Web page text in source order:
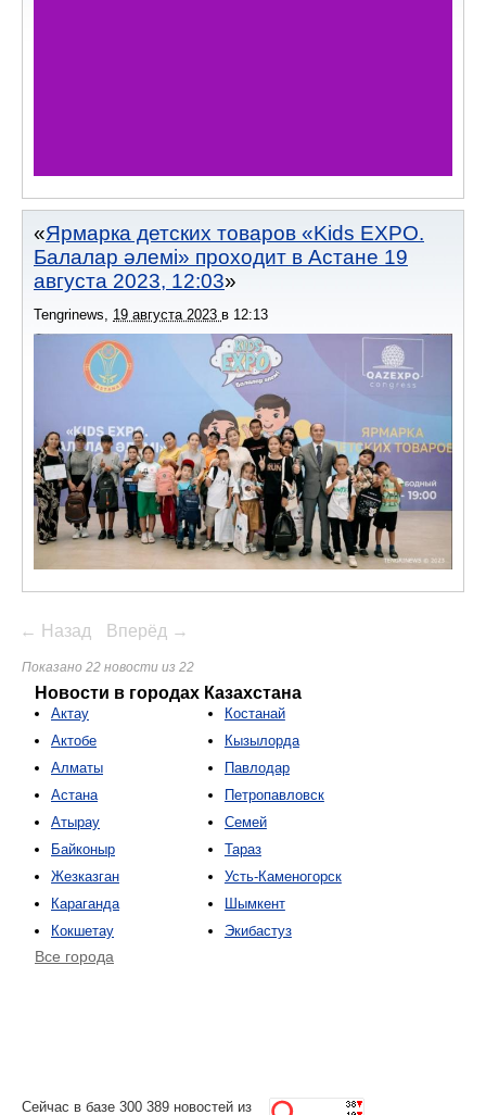
Ярмарка детских товаров «Kids EXPO.
Балалар әлемі» проходит в Астане 19
августа 2023, 12:03
Tengrinews, 19 августа 2023 в 12:13
← Назад Вперёд →
Показано 22 новости из 22
Новости в городах Казахстана
Актау
Актобе
Алматы
Астана
Атырау
Байконыр
Жезказган
Караганда
Кокшетау
Костанай
Кызылорда
Павлодар
Петропавловск
Семей
Тараз
Усть-Каменогорск
Шымкент
Экибастуз
Все города
Сейчас в базе 300 389 новостей из